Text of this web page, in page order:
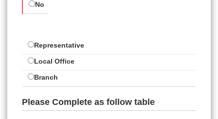
No
Representative
Local Office
Branch
Please Complete as follow table